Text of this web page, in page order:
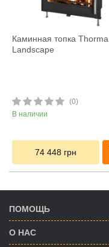
Каминная топка Thorma
Landscape
(0)
В наличии
74 448 грн
ПОМОЩЬ
О НАС